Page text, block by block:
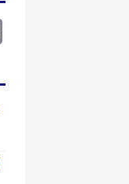
E
m